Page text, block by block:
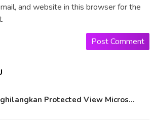
and website in this browser for the
Protected View Micros…